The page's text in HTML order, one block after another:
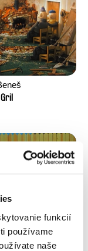
funkcií
používame
naše
Hrnčiari